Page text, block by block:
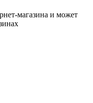
магазина и может